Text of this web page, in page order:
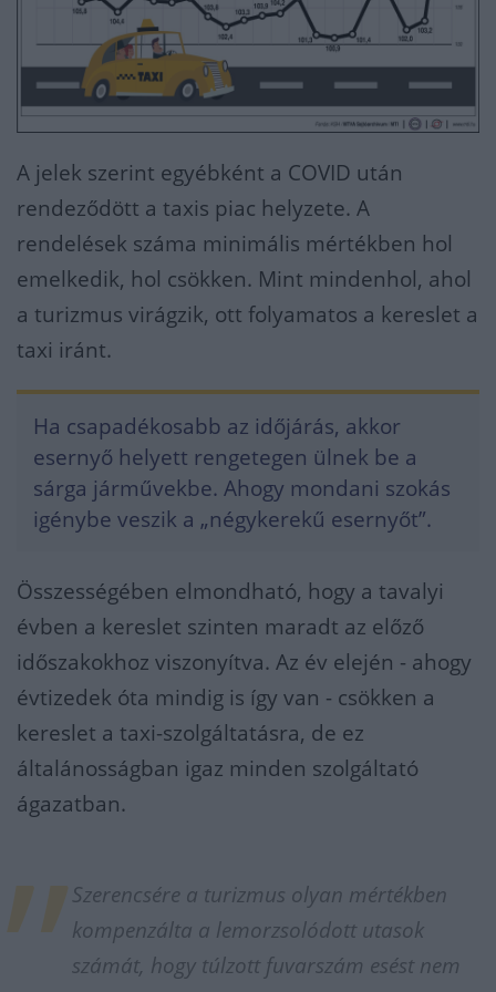
A jelek szerint egyébként a COVID után
rendeződött a taxis piac helyzete. A
rendelések száma minimális mértékben hol
emelkedik, hol csökken. Mint mindenhol, ahol
a turizmus virágzik, ott folyamatos a kereslet a
taxi iránt.
Ha csapadékosabb az időjárás, akkor
esernyő helyett rengetegen ülnek be a
sárga járművekbe. Ahogy mondani szokás
igénybe veszik a „négykerekű esernyőt”.
Összességében elmondható, hogy a tavalyi
évben a kereslet szinten maradt az előző
időszakokhoz viszonyítva. Az év elején - ahogy
évtizedek óta mindig is így van - csökken a
kereslet a taxi-szolgáltatásra, de ez
általánosságban igaz minden szolgáltató
ágazatban.
Szerencsére a turizmus olyan mértékben
kompenzálta a lemorzsolódott utasok
számát, hogy túlzott fuvarszám esést nem